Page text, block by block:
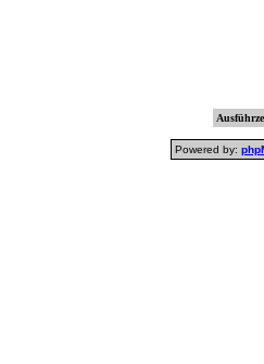
Powered by: